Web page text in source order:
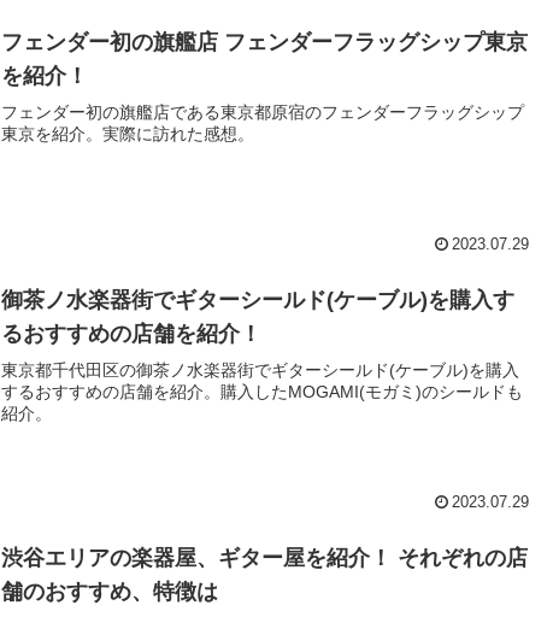
フェンダー初の旗艦店 フェンダーフラッグシップ東京
を紹介！
フェンダー初の旗艦店である東京都原宿のフェンダーフラッグシップ
東京を紹介。実際に訪れた感想。
2023.07.29
御茶ノ水楽器街でギターシールド(ケーブル)を購入す
るおすすめの店舗を紹介！
東京都千代田区の御茶ノ水楽器街でギターシールド(ケーブル)を購入
するおすすめの店舗を紹介。購入したMOGAMI(モガミ)のシールドも
紹介。
2023.07.29
渋谷エリアの楽器屋、ギター屋を紹介！ それぞれの店
舗のおすすめ、特徴は